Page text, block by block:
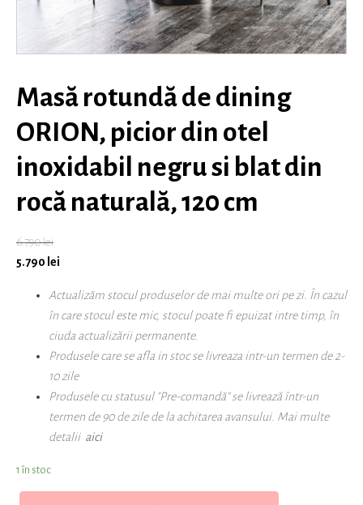
Masă rotundă de dining
ORION, picior din otel
inoxidabil negru si blat din
rocă naturală, 120 cm
6.790lei
5.790 lei
Actualizăm stocul produselor de mai multe ori pe zi. În cazul
în care stocul este mic, stocul poate fi epuizat intre timp, în
ciuda actualizării permanente.
Produsele care se afla in stoc se livreaza intr-un termen de 2-
10 zile
Produsele cu statusul "Pre-comandă" se livrează într-un
termen de 90 de zilede la achitarea avansului. Mai multe
detalii aici
1 în stoc